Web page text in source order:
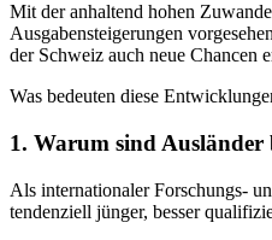
Mit der anhaltend hohen
Ausgabensteigerungen
der Schweiz auch neue Chancen
Was bedeuten diese
1. Warum sind
Als internationaler Forschungs-
tendenziell jünger, besser